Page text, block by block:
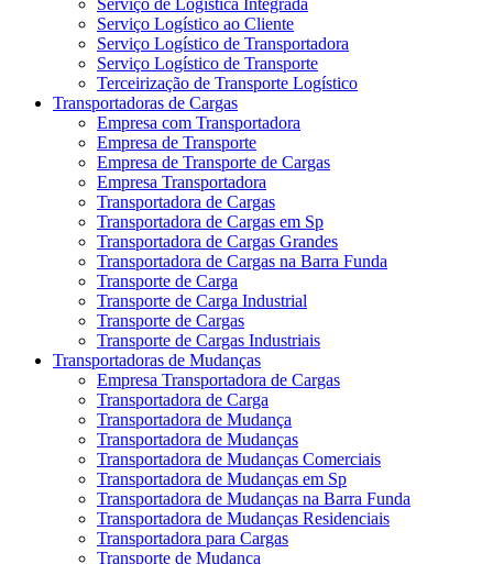
Serviço de Logística Integrada
Serviço Logístico ao Cliente
Serviço Logístico de Transportadora
Serviço Logístico de Transporte
Terceirização de Transporte Logístico
Transportadoras de Cargas
Empresa com Transportadora
Empresa de Transporte
Empresa de Transporte de Cargas
Empresa Transportadora
Transportadora de Cargas
Transportadora de Cargas em Sp
Transportadora de Cargas Grandes
Transportadora de Cargas na Barra Funda
Transporte de Carga
Transporte de Carga Industrial
Transporte de Cargas
Transporte de Cargas Industriais
Transportadoras de Mudanças
Empresa Transportadora de Cargas
Transportadora de Carga
Transportadora de Mudança
Transportadora de Mudanças
Transportadora de Mudanças Comerciais
Transportadora de Mudanças em Sp
Transportadora de Mudanças na Barra Funda
Transportadora de Mudanças Residenciais
Transportadora para Cargas
Transporte de Mudança